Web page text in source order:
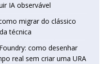
IA observável
migrar do clássico
técnica
como desenhar
real sem criar uma URA